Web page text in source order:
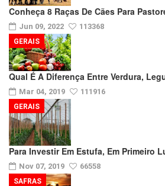
Conheça 8 Raças De Cães Para
Jun 09, 2022 113368
Qual É A Diferença Entre Verdura,
Mar 04, 2019 111916
GERAIS
Para Investir Em Estufa, Em Primeiro
Nov 07, 2019 66558
GERAIS
SAFRAS